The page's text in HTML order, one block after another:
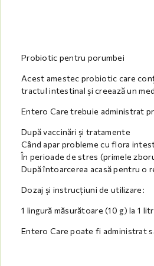
Probiotic pentru porumbei
Acest amestec probiotic care
tractul intestinal și creează un
Entero Care trebuie administrat
După vaccinări și tratamente
Când apar probleme cu flora
În perioade de stres (primele
După întoarcerea acasă pentru o
Dozaj și instrucțiuni de utilizare:
1 lingură măsurătoare (10 g) la 1
Entero Care poate fi administrat